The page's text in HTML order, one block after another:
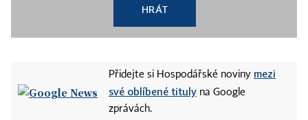
HRÁT
Přidejte si Hospodářské noviny mezi
své oblíbené tituly na Google
zprávách.